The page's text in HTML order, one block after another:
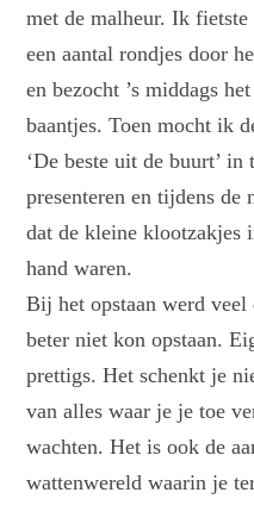
met de malheur. Ik
een aantal rondjes door
en bezocht ’s middags
baantjes. Toen mocht ik
‘De beste uit de buurt’
presenteren en tijdens
dat de kleine
hand waren.
Bij het opstaan werd
beter niet kon opstaan.
prettigs. Het schenkt je
van alles waar je je toe
wachten. Het is ook de
wattenwereld waarin je